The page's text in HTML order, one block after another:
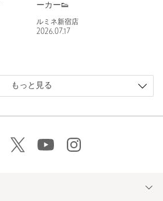
ーカー👟
ルミネ新宿店
2026.07.17
もっと見る